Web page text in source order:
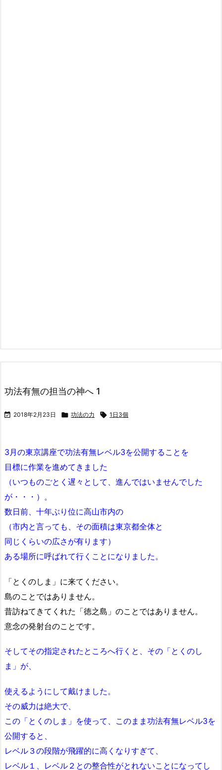
功法有無の担当の神へ 1
 2018年2月23日  功法の力  1日3個
3月の東京講座で功法有無レベル3を公開することを
目標に作業を進めてきました
（いつものごとく遅々として、進んではいませんでした
が・・・）。
数日前、十年ぶり位に高山市内の
（市内と言っても、その面積は東京都全体と
同じくらいの広さが有ります）
ある場所に呼ばれて行くことになりました。
「とくのしま」に来てください。
島のことではありません。
昔訪ねてきてくれた「徳之島」のことではありません。
意念の発射台のことです。
そしてその指定されたところへ行くと、その「とくのし
ま」が、
使えるようにして戴けました。
その威力は絶大で、
この「とくのしま」を使って、このまま功法有無レベル3を
公開すると、
レベル３の段階が飛躍的に高くなりすぎて、
レベル１、レベル２との整合性がとれないことになってし